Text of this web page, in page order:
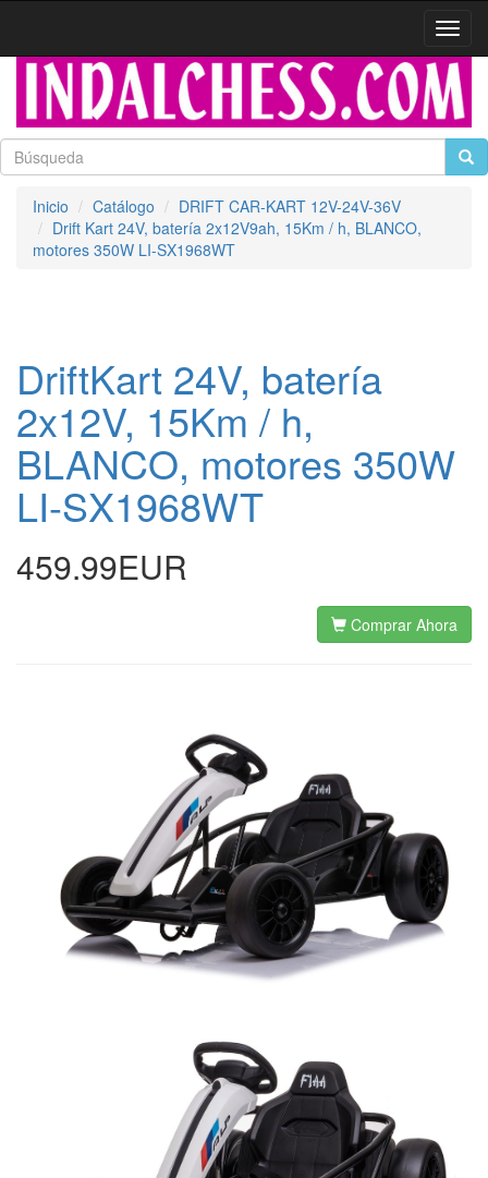
Inicio Catálogo
DRIFT CAR-KART 12V-24V-36V
Drift Kart 24V, batería 2x12V9ah, 15Km / h, BLANCO,
motores 350W LI-SX1968WT
DriftKart 24V, batería
2x12V, 15Km / h,
BLANCO, motores 350W
LI-SX1968WT
459.99EUR
Comprar Ahora